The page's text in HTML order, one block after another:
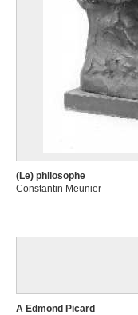
(Le) philosophe
Constantin Meunier
A Edmond Picard